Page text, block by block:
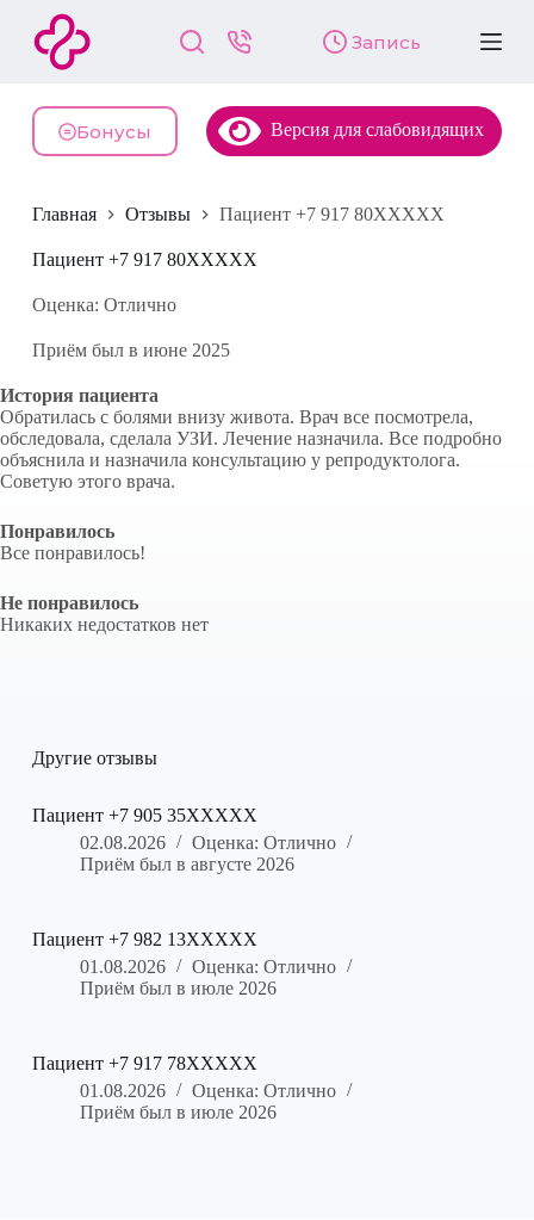
й
и
у
и
Запись
Бонусы Версия для слабовидящих
Главная Отзывы Пациент +7 917 80XXXXX
Пациент +7 917 80XXXXX
Оценка: Отлично
Приём был в июне 2025
История пациента
Обратилась с болями внизу живота. Врач все посмотрела,
обследовала, сделала УЗИ. Лечение назначила. Все подробно
объяснила и назначила консультацию у репродуктолога.
Советую этого врача.
Понравилось
Все понравилось!
Не понравилось
Никаких недостатков нет
Другие отзывы
Пациент +7 905 35XXXXX
02.08.2026
Оценка: Отлично
Приём был в августе 2026
Пациент +7 982 13XXXXX
01.08.2026
Оценка: Отлично
Приём был в июле 2026
Пациент +7 917 78XXXXX
01.08.2026
Оценка: Отлично
Приём был в июле 2026